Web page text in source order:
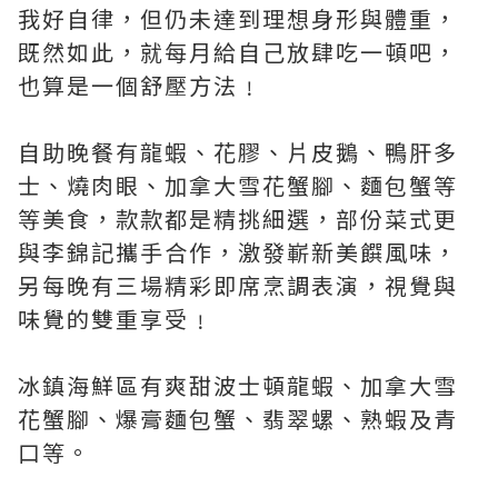
我好自律，但仍未達到理想身形與體重，
既然如此，就每月給自己放肆吃一頓吧，
也算是一個舒壓方法﹗
自助晚餐有龍蝦、花膠、片皮鵝、鴨肝多
士、燒肉眼、加拿大雪花蟹腳、麵包蟹等
等美食，款款都是精挑細選，部份菜式更
與李錦記攜手合作，激發嶄新美饌風味，
另每晚有三場精彩即席烹調表演，視覺與
味覺的雙重享受﹗
冰鎮海鮮區有爽甜波士頓龍蝦、加拿大雪
花蟹腳、爆膏麵包蟹、翡翠螺、熟蝦及青
口等。